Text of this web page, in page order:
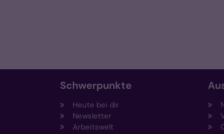
Schwerpunkte
Heute bei dir
Newsletter
Arbeitswelt